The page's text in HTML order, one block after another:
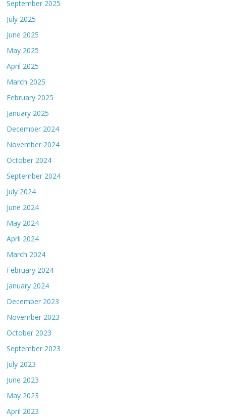
September 2025
July 2025
June 2025
May 2025
April 2025
March 2025
February 2025
January 2025
December 2024
November 2024
October 2024
September 2024
July 2024
June 2024
May 2024
April 2024
March 2024
February 2024
January 2024
December 2023
November 2023
October 2023
September 2023
July 2023
June 2023
May 2023
April 2023